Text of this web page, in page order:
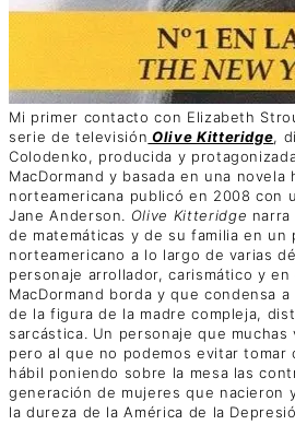
Mi primer contacto con Elizabeth
serie de televisión Olive Kitteridge,
Colodenko, producida y
MacDormand y basada en una novela
norteamericana publicó en 2008 con
Jane Anderson. Olive Kitteridge
de matemáticas y de su familia en un
norteamericano a lo largo de varias
personaje arrollador, carismático y
MacDormand borda y que condensa
de la figura de la madre compleja,
sarcástica. Un personaje que
pero al que no podemos evitar tomar
hábil poniendo sobre la mesa las
generación de mujeres que nacieron
la dureza de la América de la